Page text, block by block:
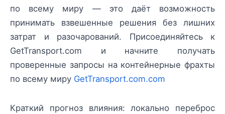
по всему миру — это даёт возможность
принимать взвешенные решения без лишних
затрат и разочарований. Присоединяйтесь к
GetTransport.com и начните получать
проверенные запросы на контейнерные фрахты
по всему миру GetTransport.com.com
Краткий прогноз влияния: локально переброс